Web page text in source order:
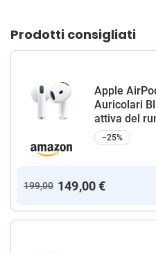
Prodotti consigliati
Apple
Auricolari
attiva del
−25%
199,00 149,00 €